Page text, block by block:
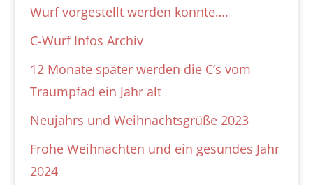
Wurf vorgestellt werden konnte….
C-Wurf Infos Archiv
12 Monate später werden die C‘s vom
Traumpfad ein Jahr alt
Neujahrs und Weihnachtsgrüße 2023
Frohe Weihnachten und ein gesundes Jahr
2024